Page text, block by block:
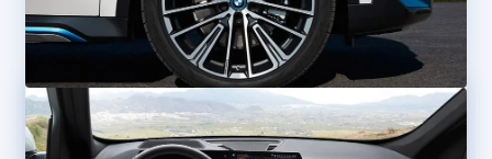
* Getoonde afbeeldingen kunnen afwijken van de werkelijke
uitvoering.
Alpinweiß unilak
€ 0
Gratis
5.000 kilometerper jaar
Gratis
Meer km per jaar